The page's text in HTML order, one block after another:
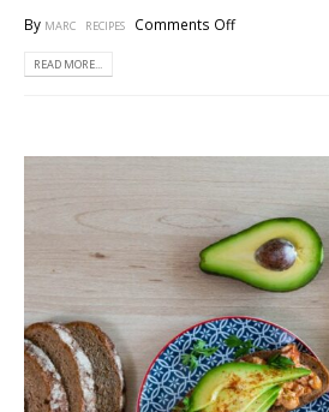
By MARC RECIPES Comments Off
READ MORE...